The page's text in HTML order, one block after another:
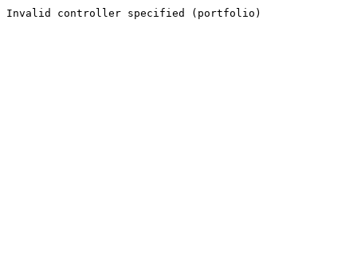
Invalid controller specified (portfolio)